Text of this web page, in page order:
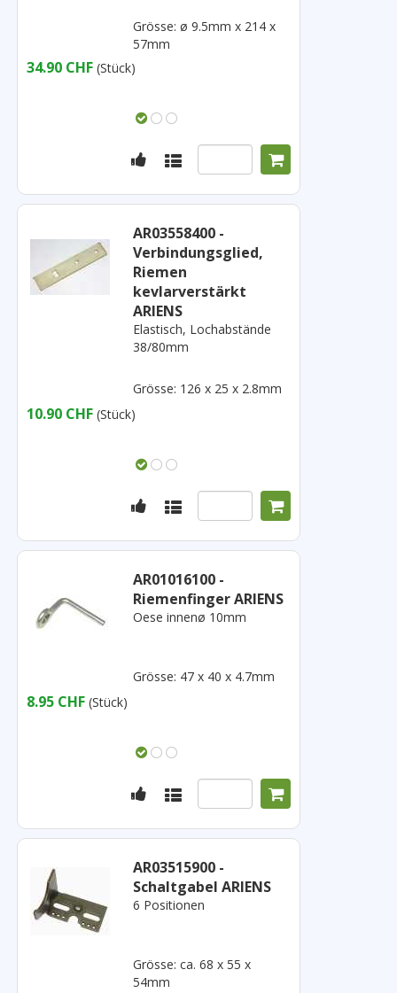
Grösse: ø 9.5mm x 214 x
57mm
34.90 CHF (Stück)
AR03558400 -
Verbindungsglied,
Riemen
kevlarverstärkt
ARIENS
Elastisch, Lochabstände
38/80mm
Grösse: 126 x 25 x 2.8mm
10.90 CHF (Stück)
AR01016100 -
Riemenfinger ARIENS
Oese innenø 10mm
Grösse: 47 x 40 x 4.7mm
8.95 CHF (Stück)
AR03515900 -
Schaltgabel ARIENS
6 Positionen
Grösse: ca. 68 x 55 x
54mm